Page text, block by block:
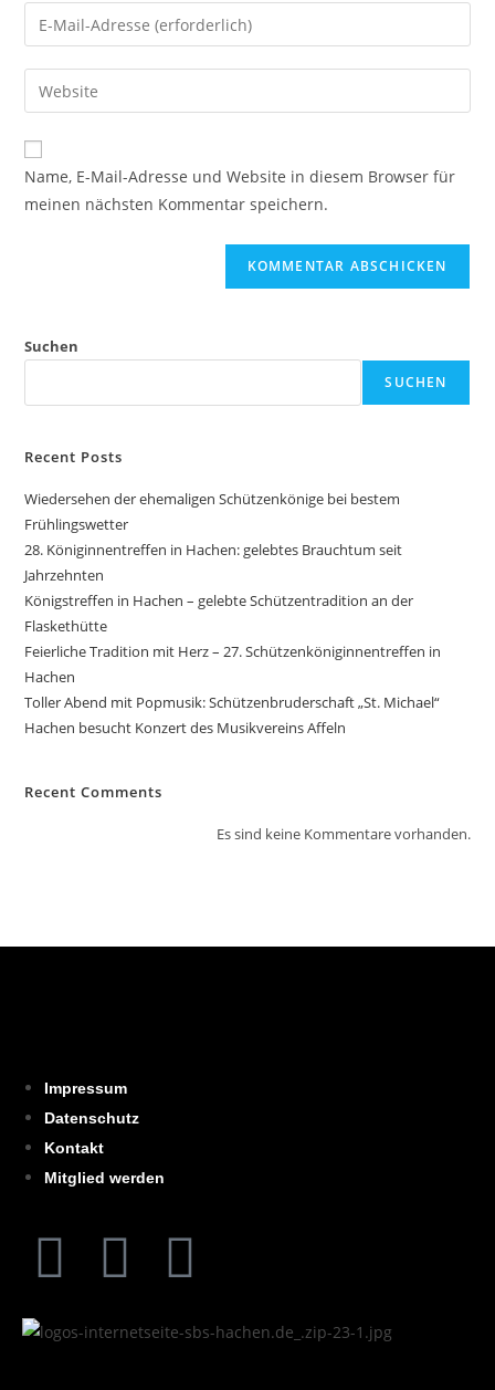
Name, E-Mail-Adresse und Website in diesem Browser für
meinen nächsten Kommentar speichern.
Suchen
SUCHEN
Recent Posts
Wiedersehen der ehemaligen Schützenkönige bei bestem
Frühlingswetter
28. Königinnentreffen in Hachen: gelebtes Brauchtum seit
Jahrzehnten
Königstreffen in Hachen – gelebte Schützentradition an der
Flaskethütte
Feierliche Tradition mit Herz – 27. Schützenköniginnentreffen in
Hachen
Toller Abend mit Popmusik: Schützenbruderschaft „St. Michael“
Hachen besucht Konzert des Musikvereins Affeln
Recent Comments
Es sind keine Kommentare vorhanden.
Impressum
Datenschutz
Kontakt
Mitglied werden